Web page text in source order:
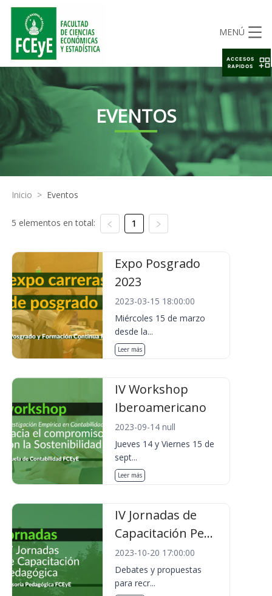
MENÚ
EVENTOS
Inicio > Eventos
5 elementos en total: 1
Expo Posgrado
2023
2023-03-15 18:00:00
Miércoles 15 de marzo
desde la...
Leer más
IV Workshop
Iberoamericano
2023-09-14 null
Jueves 14 y Viernes 15 de
sept...
Leer más
IV Jornadas de
Capacitación Pe...
2023-10-20 17:00:00
Debates y propuestas
para recr...
ACCESOS
RAPIDOS